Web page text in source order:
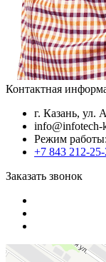
Контактная
г. Казань, ул.
info@infotech-
Режим
+7 843 212-
Заказать звонок